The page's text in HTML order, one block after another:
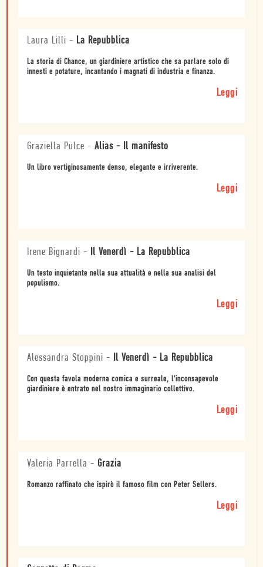
Laura Lilli - La Repubblica
La storia di Chance, un giardiniere artistico che sa parlare solo di
innesti e potature, incantando i magnati di industria e finanza.
Leggi
Graziella Pulce - Alias - Il manifesto
Un libro vertiginosamente denso, elegante e irriverente.
Leggi
Irene Bignardi - Il Venerdì - La Repubblica
Un testo inquietante nella sua attualità e nella sua analisi del
populismo.
Leggi
Alessandra Stoppini - Il Venerdì - La Repubblica
Con questa favola moderna comica e surreale, l'inconsapevole
giardiniere è entrato nel nostro immaginario collettivo.
Leggi
Valeria Parrella - Grazia
Romanzo raffinato che ispirò il famoso film con Peter Sellers.
Leggi